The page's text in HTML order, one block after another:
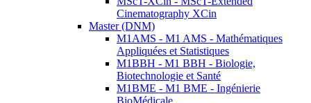
Cinematography XCin
Master (DNM)
M1AMS - M1 AMS - Mathématiques
Appliquées et Statistiques
M1BBH - M1 BBH - Biologie,
Biotechnologie et Santé
M1BME - M1 BME - Ingénierie
BioMédicale